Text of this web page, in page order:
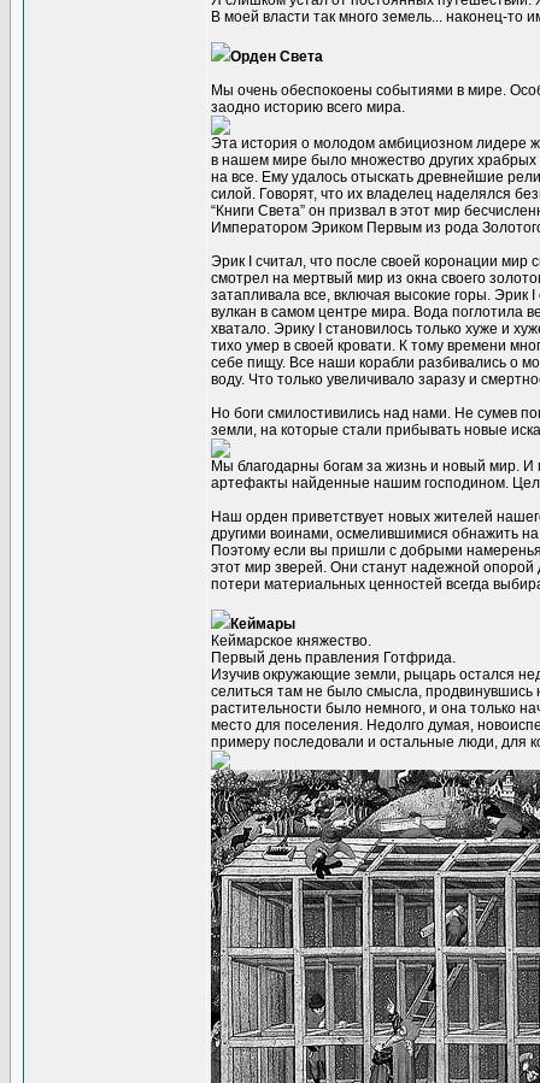
В моей власти так много земель... наконец-то
Орден Света
Мы очень обеспокоены событиями в мире.
заодно историю всего мира.
Эта история о молодом амбициозном лидере
в нашем мире было множество других
на все. Ему удалось отыскать древнейшие
силой. Говорят, что их владелец наделялся
“Книги Света” он призвал в этот мир
Императором Эриком Первым из рода
Эрик I считал, что после своей коронации мир
смотрел на мертвый мир из окна своего
затапливала все, включая высокие горы.
вулкан в самом центре мира. Вода поглотила
хватало. Эрику I становилось только хуже и
тихо умер в своей кровати. К тому времени
себе пищу. Все наши корабли разбивались о
воду. Что только увеличивало заразу и
Но боги смилостивились над нами. Не сумев
земли, на которые стали прибывать новые
Мы благодарны богам за жизнь и новый мир.
артефакты найденные нашим господином.
Наш орден приветствует новых жителей
другими воинами, осмелившимися обнажить
Поэтому если вы пришли с добрыми
этот мир зверей. Они станут надежной
потери материальных ценностей всегда
Кеймары
Кеймарское княжество.
Первый день правления Готфрида.
Изучив окружающие земли, рыцарь остался
селиться там не было смысла, продвинувшись
растительности было немного, и она только
место для поселения. Недолго думая,
примеру последовали и остальные люди, для